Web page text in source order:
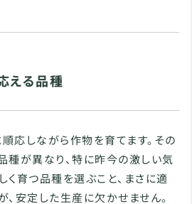
える品種
応しながら作物を育てます。その
種が異なり、特に昨今の激しい気
育つ品種を選ぶこと、まさに適
安定した生産に欠かせません。